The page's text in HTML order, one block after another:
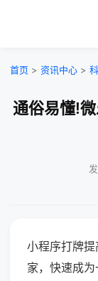
首页 > 资讯中心 >
通俗易懂!
小程序打牌
家，快速成